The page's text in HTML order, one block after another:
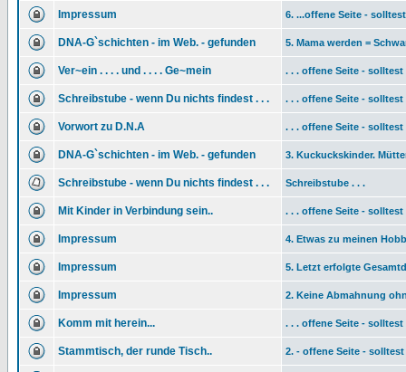
Impressum 6. ...offene Seite -
DNA-G`schichten - im Web. - gefunden 5. Mama werden =
Ver~ein . . . . und . . . . Ge~mein . . . offene Seite -
Schreibstube - wenn Du nichts findest . . . . . . offene Seite -
Vorwort zu D.N.A . . . offene Seite -
DNA-G`schichten - im Web. - gefunden 3. Kuckuckskinder.
Schreibstube - wenn Du nichts findest . . . Schreibstube . . .
Mit Kinder in Verbindung sein.. . . . offene Seite -
Impressum 4. Etwas zu meinen
Impressum 5. Letzt erfolgte
Impressum 2. Keine Abmahnung
Komm mit herein... . . . offene Seite -
Stammtisch, der runde Tisch.. 2. - offene Seite -